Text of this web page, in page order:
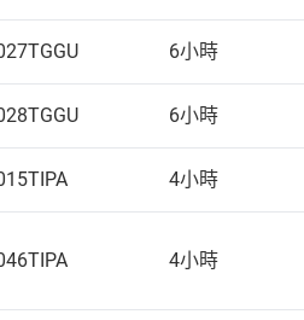
6小時
6小時
4小時
4小時